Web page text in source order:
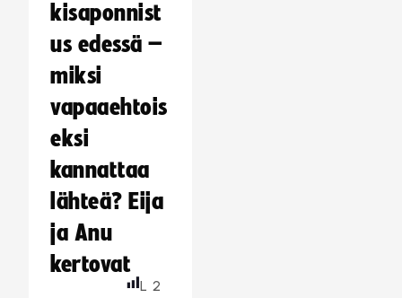
kisaponnist
us edessä –
miksi
vapaaehtois
eksi
kannattaa
lähteä? Eija
ja Anu
kertovat
L 2